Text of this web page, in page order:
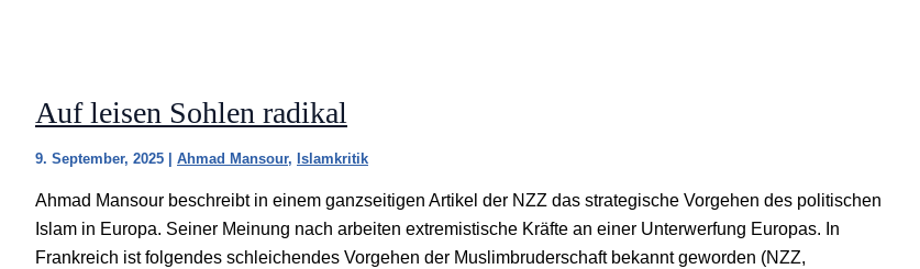
Auf leisen Sohlen radikal
9. September, 2025 Ahmad Mansour, Islamkritik
Ahmad Mansour beschreibt in einem ganzseitigen Artikel der NZZ das strategische Vorgehen des politischen
Islam in Europa. Seiner Meinung nach arbeiten extremistische Kräfte an einer Unterwerfung Europas. In
Frankreich ist folgendes schleichendes Vorgehen der Muslimbruderschaft bekannt geworden (NZZ,